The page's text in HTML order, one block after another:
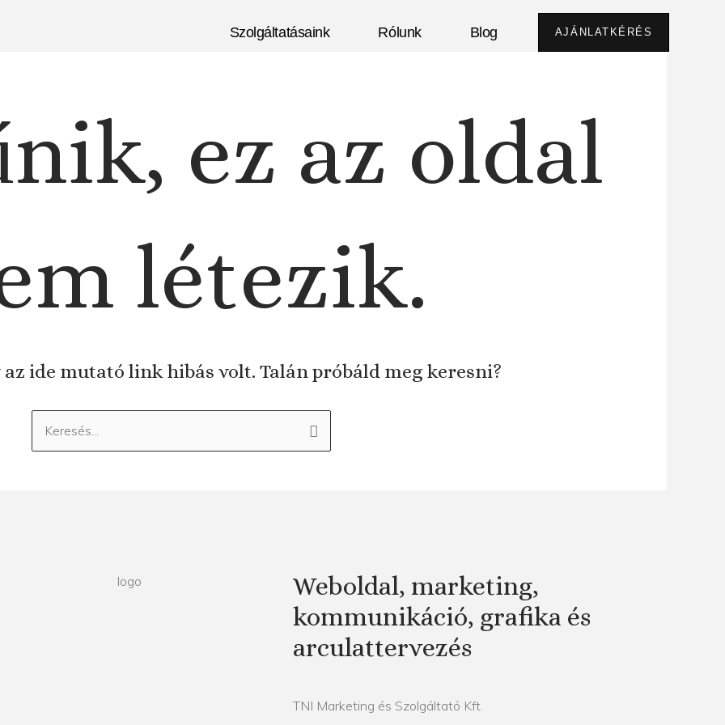
Szolgáltatásaink Rólunk Blog AJÁNLATKÉRÉS
ez az oldal
létezik.
ide mutató link hibás volt. Talán próbáld meg keresni?
Keresés:
Weboldal, marketing,
kommunikáció, grafika és
arculattervezés
TNI Marketing és Szolgáltató Kft.